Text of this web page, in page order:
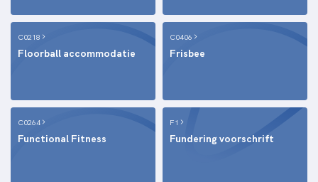
C0218
Floorball accommodatie
C0406
Frisbee
C0264
Functional Fitness
F1
Fundering voorschrift